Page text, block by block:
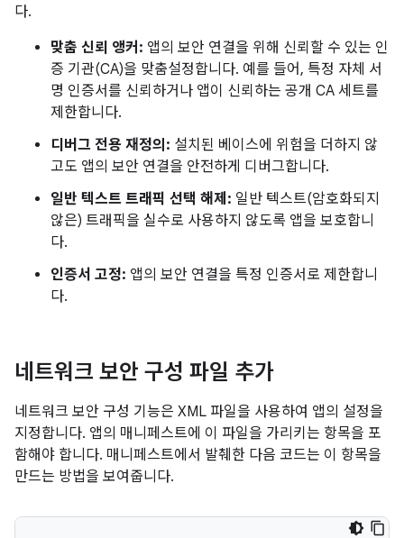
다.
맞춤 신뢰 앵커: 앱의 보안 연결을 위해 신뢰할 수 있는 인
증 기관(CA)을 맞춤설정합니다. 예를 들어, 특정 자체 서
명 인증서를 신뢰하거나 앱이 신뢰하는 공개 CA 세트를
제한합니다.
디버그 전용 재정의: 설치된 베이스에 위험을 더하지 않
고도 앱의 보안 연결을 안전하게 디버그합니다.
일반 텍스트 트래픽 선택 해제: 일반 텍스트(암호화되지
않은) 트래픽을 실수로 사용하지 않도록 앱을 보호합니
다.
인증서 고정: 앱의 보안 연결을 특정 인증서로 제한합니
다.
네트워크 보안 구성 파일 추가
네트워크 보안 구성 기능은 XML 파일을 사용하여 앱의 설정을
지정합니다. 앱의 매니페스트에 이 파일을 가리키는 항목을 포
함해야 합니다. 매니페스트에서 발췌한 다음 코드는 이 항목을
만드는 방법을 보여줍니다.